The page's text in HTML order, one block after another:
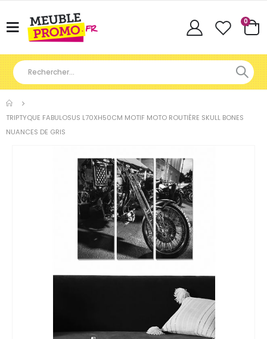
Basculer
Cart
0
TRIPTYQUE FABULOSUS L70XH50CM MOTIF MOTO ROUTIÈRE SKULL BONES
NUANCES DE GRIS